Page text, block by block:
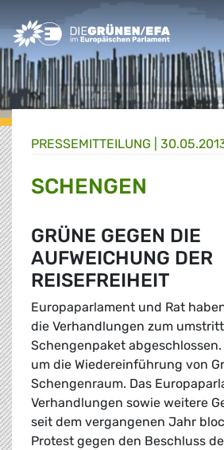
Greens/EFA Home
PRESSE­MITTEILUNG
SCHENGEN
GRÜNE GEGEN DIE
AUFWEICHUNG DER
REISEFREIHEIT
Europaparlament und Rat
die Verhandlungen zum
Schengenpaket
um die Wiedereinführung von
Schengenraum. Das
Verhandlungen sowie weitere
seit dem vergangenen Jahr
Protest gegen den Beschluss